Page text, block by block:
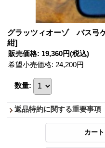
グラッツィオーゾ バス弓
紺]
販売価格: 19,360円(税込)
希望小売価格: 24,200円
数量:
返品特約に関する重要事項